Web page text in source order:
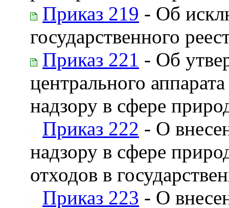
Приказ 219 - Об
государственного
Приказ 221 - Об
центрального
надзору в сфере
Приказ 222 - О
надзору в сфере
отходов в
Приказ 223 - О